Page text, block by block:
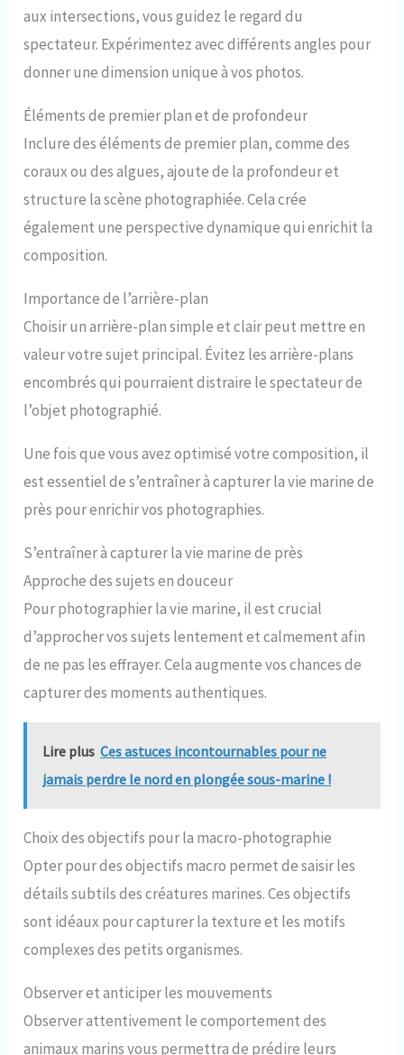
aux intersections, vous guidez le regard du
spectateur. Expérimentez avec différents angles pour
donner une dimension unique à vos photos.
Éléments de premier plan et de profondeur
Inclure des éléments de premier plan, comme des
coraux ou des algues, ajoute de la profondeur et
structure la scène photographiée. Cela crée
également une perspective dynamique qui enrichit la
composition.
Importance de l’arrière-plan
Choisir un arrière-plan simple et clair peut mettre en
valeur votre sujet principal. Évitez les arrière-plans
encombrés qui pourraient distraire le spectateur de
l’objet photographié.
Une fois que vous avez optimisé votre composition, il
est essentiel de s’entraîner à capturer la vie marine de
près pour enrichir vos photographies.
S’entraîner à capturer la vie marine de près
Approche des sujets en douceur
Pour photographier la vie marine, il est crucial
d’approcher vos sujets lentement et calmement afin
de ne pas les effrayer. Cela augmente vos chances de
capturer des moments authentiques.
Lire plus Ces astuces incontournables pour ne
jamais perdre le nord en plongée sous-marine !
Choix des objectifs pour la macro-photographie
Opter pour des objectifs macro permet de saisir les
détails subtils des créatures marines. Ces objectifs
sont idéaux pour capturer la texture et les motifs
complexes des petits organismes.
Observer et anticiper les mouvements
Observer attentivement le comportement des
animaux marins vous permettra de prédire leurs